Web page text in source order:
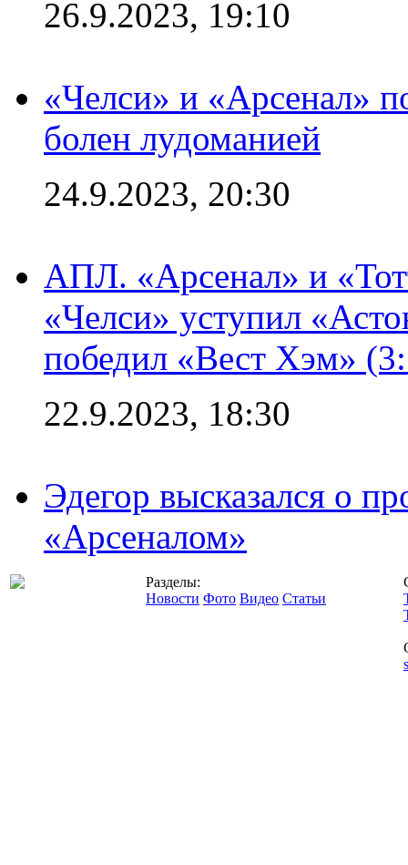
26.9.2023, 19:10
«Челси» и «Арсенал»
болен лудоманией
24.9.2023, 20:30
АПЛ. «Арсенал» и
«Челси» уступил
победил «Вест Хэм»
22.9.2023, 18:30
Эдегор высказался о
«Арсеналом»
Разделы:
Новости Фото Видео Статьи